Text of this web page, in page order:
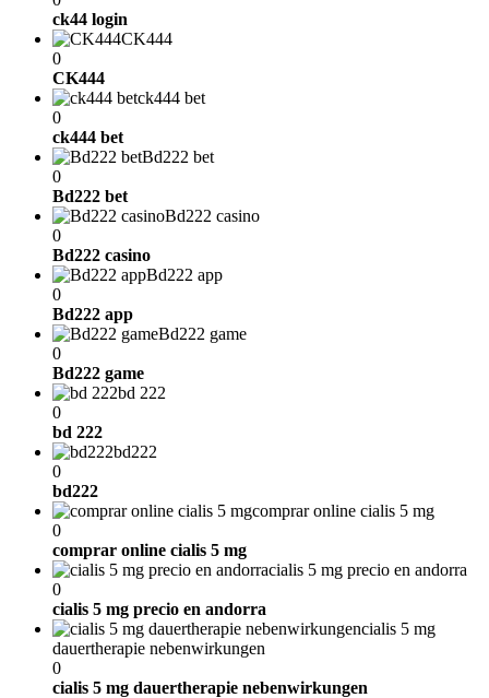
ck44 login
CK444
0
CK444
ck444 bet
0
ck444 bet
Bd222 bet
0
Bd222 bet
Bd222 casino
0
Bd222 casino
Bd222 app
0
Bd222 app
Bd222 game
0
Bd222 game
bd 222
0
bd 222
bd222
0
bd222
comprar online cialis 5 mg
0
comprar online cialis 5 mg
cialis 5 mg precio en andorra
0
cialis 5 mg precio en andorra
cialis 5 mg
dauertherapie nebenwirkungen
0
cialis 5 mg dauertherapie nebenwirkungen